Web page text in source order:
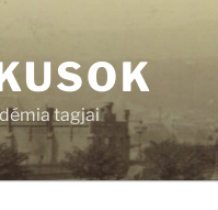
tagjai